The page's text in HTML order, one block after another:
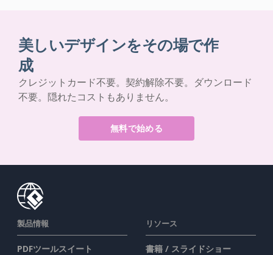
美しいデザインをその場で作
成
クレジットカード不要。契約解除不要。ダウンロード
不要。隠れたコストもありません。
無料で始める
製品情報
PDFツールスイート
リソース
書籍 / スライドショー